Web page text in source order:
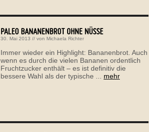
PALEO BANANENBROT OHNE NÜSSE
30. Mai 2013 // von Michaela Richter
Immer wieder ein Highlight: Bananenbrot. Auch
wenn es durch die vielen Bananen ordentlich
Fruchtzucker enthält – es ist definitiv die
bessere Wahl als der typische ... mehr